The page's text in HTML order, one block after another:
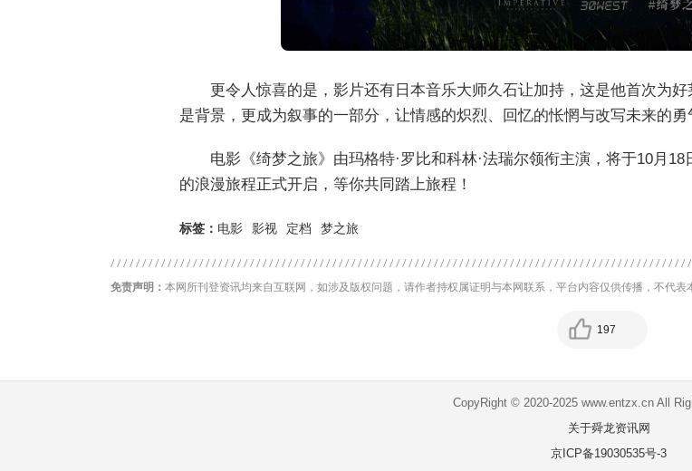
更令人惊喜的是，影片还有日本音乐大师久石让加持，这是他首次为
是背景，更成为叙事的一部分，让情感的炽烈、回忆的怅惘与改写未来的
电影《绮梦之旅》由玛格特·罗比和科林·法瑞尔领衔主演，将于10月
的浪漫旅程正式开启，等你共同踏上旅程！
标签： 电影 影视 定档 梦之旅
免责声明： 本网所刊登资讯均来自互联网，如涉及版权问题，请作者持权属证明与本网联系，平台内容仅供传播，不代表
197
CopyRight © 2020-2025 www.entzx.cn All
关于舜龙资讯网
京ICP备19030535号-3